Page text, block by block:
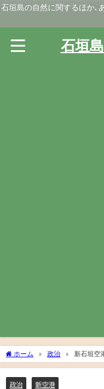
石垣島の自然に関するほか､
石垣
ホーム 政治 新石垣空
政治 新空港